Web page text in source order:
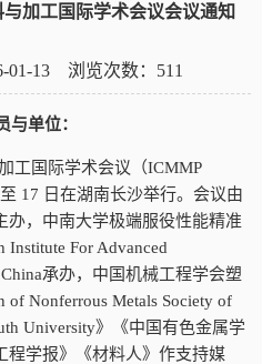
加工国际学术会议会议通知
01-13 浏览次数： 511
与单位：
工国际学术会议（ICMMP
17 日在湖南长沙举行。会议由
办，中南大学极端服役性能精准
Institute For Advanced
承办，中国机械工程学会塑
of Nonferrous Metals Society of
University》《中国有色金属学
程学报》《材料人》作支持媒